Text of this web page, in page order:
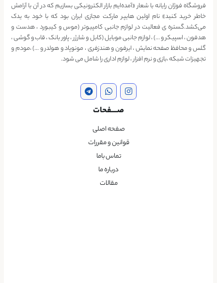
فروشگاه فوژان رایانه با شعار «آمده‌ایم بازار الکترونیکی بسازیم که در آن با آرامش
خاطر خرید کنید» نام اولین هایپر مارکت مجازی ایران بود که با خود به یدک
می‌کشد.گستره ی فعالیت در لوازم جانبی کامپیوتر (موس و کیبورد ، هدست و
هدفون ، اسپیکر و …) ، لوازم جانبی موبایل (کابل و شارژر ، پاور بانک ، قاب و گوشی ،
گلس و محافظ صفحه نمایش ، ایرفون و هندزفری ، مونوپاد و هولدر و …) ،مودم و
تجهیزات شبکه ،بازی و نرم افزار ، لوازم اداری را شامل می شود.
صــــفحات
صفحه اصلی
قوانین و مقررات
تماس باما
درباره ما
مقالات